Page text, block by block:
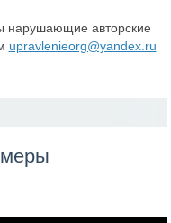
нарушающие авторские
upravlenieorg@yandex.ru